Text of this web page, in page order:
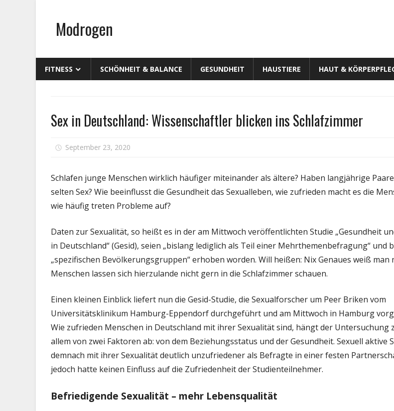
springenModrogen
FITNESS SCHÖNHEIT & BALANCE GESUNDHEIT HAUSTIERE HAUT &
Schwangerschaft
Sex in Deutschland: Wissenschaftler blicken ins Schlafzimmer
September 23, 2020
Deutschland:
Wissenschaftler
Schlafzimmer
Schlafen junge Menschen wirklich häufiger miteinander als ältere? Haben langjährige
selten Sex? Wie beeinflusst die Gesundheit das Sexualleben, wie zufrieden macht es die
wie häufig treten Probleme auf?
Daten zur Sexualität, so heißt es in der am Mittwoch veröffentlichten Studie „Gesundheit
in Deutschland“ (Gesid), seien „bislang lediglich als Teil einer Mehrthemenbefragung“ und
„spezifischen Bevölkerungsgruppen“ erhoben worden. Will heißen: Nix Genaues weiß man
Menschen lassen sich hierzulande nicht gern in die Schlafzimmer schauen.
Einen kleinen Einblick liefert nun die Gesid-Studie, die Sexualforscher um Peer Briken vom
Universitätsklinikum Hamburg-Eppendorf durchgeführt und am Mittwoch in Hamburg
Wie zufrieden Menschen in Deutschland mit ihrer Sexualität sind, hängt der Untersuchung
allem von zwei Faktoren ab: von dem Beziehungsstatus und der Gesundheit. Sexuell aktive
demnach mit ihrer Sexualität deutlich unzufriedener als Befragte in einer festen
jedoch hatte keinen Einfluss auf die Zufriedenheit der Studienteilnehmer.
Befriedigende Sexualität – mehr Lebensqualität